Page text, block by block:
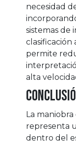
necesidad
sistemas de
clasificación
permite
alta
La
representa
dentro del